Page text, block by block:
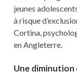
jeunes
à risque
Cortina,
en Angleterre.
Une diminution